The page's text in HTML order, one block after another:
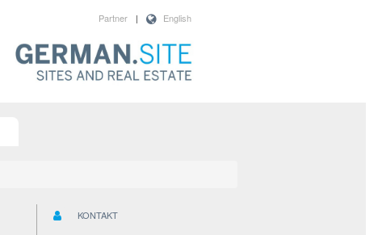
English
|
Partner
KONTAKT